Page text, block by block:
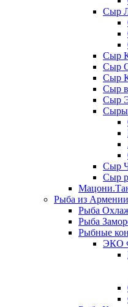
Сыр
Сыр
Сыр
Сыр
Сыр
Сыр
Сыры
Сыр
Сыр
Рыба из Армении
Рыба
Рыба
Рыбные
ЭКО